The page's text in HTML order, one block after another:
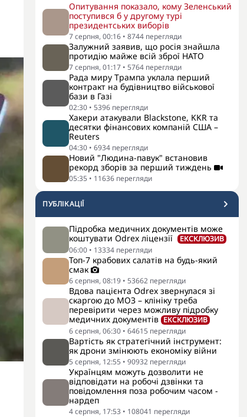
Опитування показало, кому Зеленський
поступився б у другому турі
президентських виборів
7 серпня, 00:16 • 8744 перегляди
Залужний заявив, що росія знайшла
протидію майже всій зброї НАТО
7 серпня, 01:17 • 5764 перегляди
Рада миру Трампа уклала перший
контракт на будівництво військової
бази в Газі
02:30 • 5396 перегляди
Хакери атакували Blackstone, KKR та
десятки фінансових компаній США –
Reuters
04:30 • 6934 перегляди
Новий "Людина-павук" встановив
рекорд зборів за перший тиждень
05:35 • 11636 перегляди
ПУБЛІКАЦІЇ
Підробка медичних документів може
коштувати Odrex ліцензії
ЕКСКЛЮЗИВ
06:00 • 13334 перегляди
Топ-7 крабових салатів на будь-який
смак
6 серпня, 08:19 • 53662 перегляди
Вдова пацієнта Odrex звернулася зі
скаргою до МОЗ – клініку треба
перевірити через можливу підробку
медичних документів ЕКСКЛЮЗИВ
6 серпня, 06:30 • 64615 перегляди
Вартість як стратегічний інструмент:
як дрони змінюють економіку війни
5 серпня, 12:55 • 90932 перегляди
Українцям можуть дозволити не
відповідати на робочі дзвінки та
повідомлення поза робочим часом -
нардеп
4 серпня, 17:53 • 108041 перегляди